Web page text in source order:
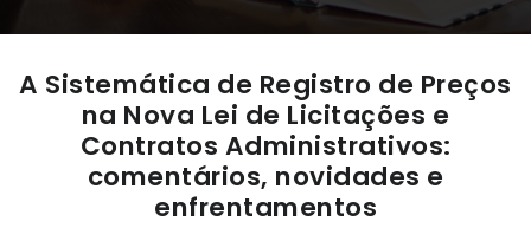
A Sistemática de Registro de Preços
na Nova Lei de Licitações e
Contratos Administrativos:
comentários, novidades e
enfrentamentos